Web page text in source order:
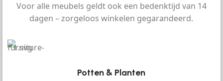
Voor alle meubels geldt ook een bedenktijd van 14
dagen – zorgeloos winkelen gegarandeerd.
Potten & Planten